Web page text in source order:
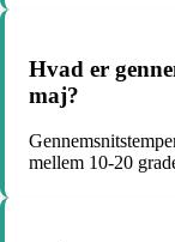
Hvad er
maj?
mellem 10-20